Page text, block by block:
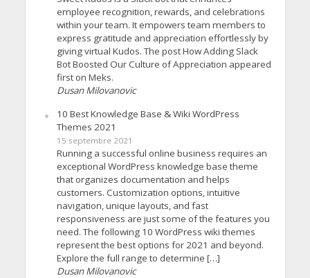
employee recognition, rewards, and celebrations
within your team. It empowers team members to
express gratitude and appreciation effortlessly by
giving virtual Kudos. The post How Adding Slack
Bot Boosted Our Culture of Appreciation appeared
first on Meks.
Dusan Milovanovic
10 Best Knowledge Base & Wiki WordPress
Themes 2021
15 septembre 2021
Running a successful online business requires an
exceptional WordPress knowledge base theme
that organizes documentation and helps
customers. Customization options, intuitive
navigation, unique layouts, and fast
responsiveness are just some of the features you
need. The following 10 WordPress wiki themes
represent the best options for 2021 and beyond.
Explore the full range to determine […]
Dusan Milovanovic